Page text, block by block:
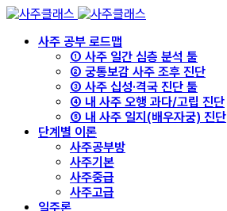
사주 공부 로드맵
① 사주 일간 심층 분석 툴
② 궁통보감 사주 조후 진단
③ 사주 십성·격국 진단 툴
④ 내 사주 오행 과다/고립 진단
⑤ 내 사주 일지(배우자궁) 진단
단계별 이론
사주공부방
사주기본
사주중급
사주고급
일주론